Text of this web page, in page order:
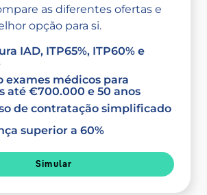
as diferentes ofertas e
opção para si.
IAD, ITP65%, ITP60% e
exames médicos para
até €700.000 e 50 anos
de contratação simplificado
superior a 60%
Simular